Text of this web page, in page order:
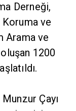
Derneği,
ve
Arama ve
1200
Çayı